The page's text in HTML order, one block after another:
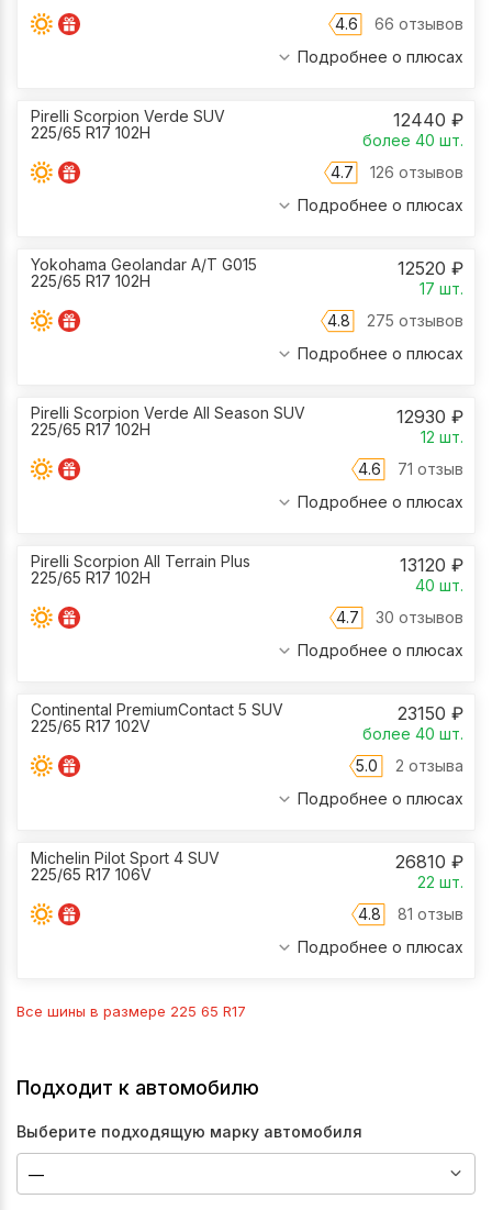
4.6
66 отзывов
Подробнее о плюсах
Pirelli Scorpion Verde SUV
225/65 R17 102H
12440 ₽
более 40 шт.
4.7
126 отзывов
Подробнее о плюсах
Yokohama Geolandar A/T G015
225/65 R17 102H
12520 ₽
17 шт.
4.8
275 отзывов
Подробнее о плюсах
Pirelli Scorpion Verde All Season SUV
225/65 R17 102H
12930 ₽
12 шт.
4.6
71 отзыв
Подробнее о плюсах
Pirelli Scorpion All Terrain Plus
225/65 R17 102H
13120 ₽
40 шт.
4.7
30 отзывов
Подробнее о плюсах
Continental PremiumContact 5 SUV
225/65 R17 102V
23150 ₽
более 40 шт.
5.0
2 отзыва
Подробнее о плюсах
Michelin Pilot Sport 4 SUV
225/65 R17 106V
26810 ₽
22 шт.
4.8
81 отзыв
Подробнее о плюсах
Все шины в размере 225 65 R17
Подходит к автомобилю
Выберите подходящую марку автомобиля